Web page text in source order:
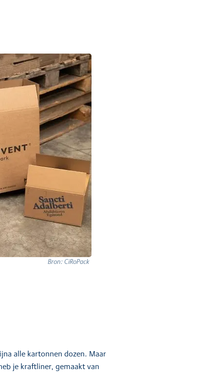
Bron: CiRoPack
alle kartonnen dozen. Maar
je kraftliner, gemaakt van